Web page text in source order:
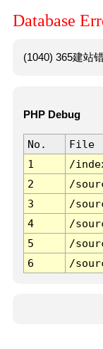
Database
(1040) 365建站
PHP Debug
No. File
1
/
2
/
3
/
4
/
5
/
6
/